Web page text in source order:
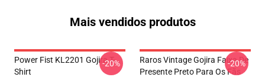
Mais vendidos produtos
Power Fist KL2201 Gojira T-
Shirt
-20%
Raros Vintage Gojira Faixa De
Presente Preto Para Os Fãs
-20%